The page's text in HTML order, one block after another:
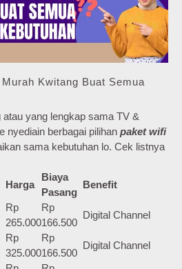
Kwitang Buat Semua
yang lengkap sama TV &
nyediain berbagai pilihan paket wifi
sama kebutuhan lo. Cek listnya
Harga
Biaya
Pasang
Benefit
Rp
265.000
Rp
166.500
Digital Channel
Rp
325.000
Rp
166.500
Digital Channel